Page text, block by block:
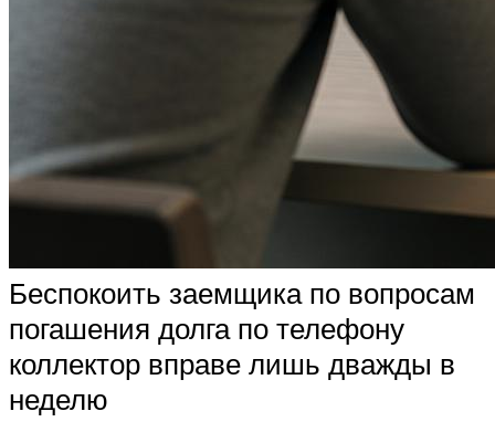
Беспокоить заемщика по вопросам
погашения долга по телефону
коллектор вправе лишь дважды в
неделю